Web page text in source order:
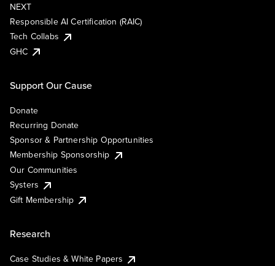
NEXT
Responsible AI Certification (RAIC)
Tech Collabs
GHC
Support Our Cause
Donate
Recurring Donate
Sponsor & Partnership Opportunities
Membership Sponsorship
Our Communities
Systers
Gift Membership
Research
Case Studies & White Papers